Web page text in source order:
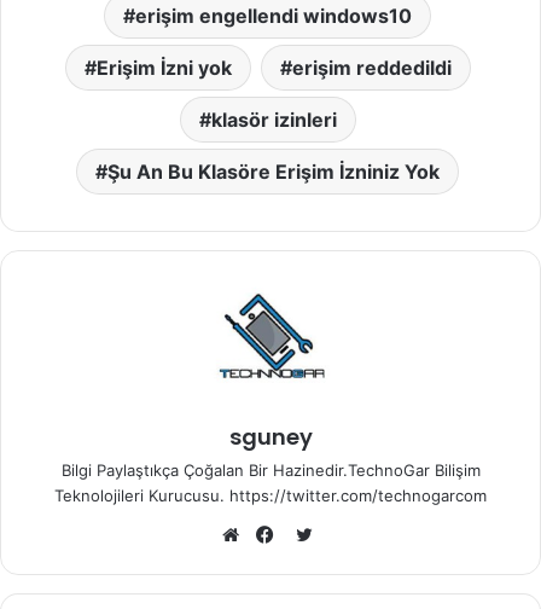
erişim engellendi windows10
Erişim İzni yok erişim reddedildi
klasör izinleri
Şu An Bu Klasöre Erişim İzniniz Yok
sguney
Bilgi Paylaştıkça Çoğalan Bir Hazinedir.TechnoGar Bilişim
Teknolojileri Kurucusu. https://twitter.com/technogarcom
sitesi
Twitter